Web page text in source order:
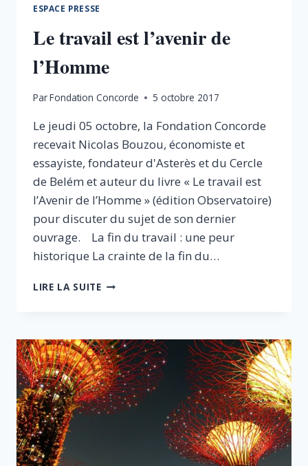
OCTOBRE
ESPACE PRESSE
Le travail est l’avenir de
l’Homme
ParFondation Concorde 5 octobre 2017
Le jeudi 05 octobre, la Fondation Concorde
recevait Nicolas Bouzou, économiste et
essayiste, fondateur d'Asterès et du Cercle
de Belém et auteur du livre « Le travail est
l’Avenir de l’Homme » (édition Observatoire)
pour discuter du sujet de son dernier
ouvrage. La fin du travail : une peur
historique La crainte de la fin du…
LIRE LA SUITELE
DE
L’HOMME